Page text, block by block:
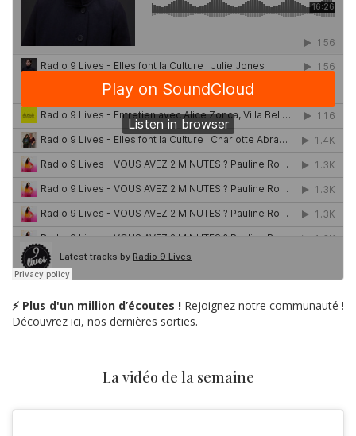
⚡ Plus d'un million d’écoutes ! Rejoignez notre communauté !
Découvrez ici, nos dernières sorties.
La vidéo de la semaine